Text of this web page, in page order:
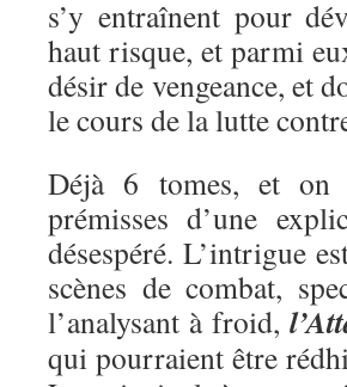
s’y entraînent pour
haut risque, et parmi
désir de vengeance, et
le cours de la lutte
Déjà 6 tomes, et on
prémisses d’une
désespéré. L’intrigue
scènes de combat,
l’analysant à froid,
qui pourraient être